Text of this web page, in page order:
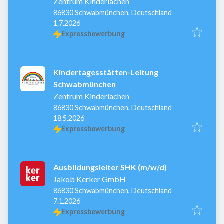
86830 Schwabmünchen, Deutschland
Veröffentlicht
1.7.2026
Expressbewerbung
Kindertagesstätten-Leitung
Schwabmünchen
Zentrum Kinderlachen
86830 Schwabmünchen, Deutschland
Veröffentlicht
18.5.2026
Expressbewerbung
Ausbildungsleiter SHK (m/w/d)
Jakob Kerker GmbH
86830 Schwabmünchen, Deutschland
Veröffentlicht
7.1.2026
Expressbewerbung